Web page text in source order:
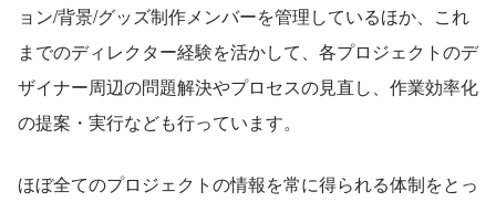
ョン/背景/グッズ制作メンバーを管理しているほか、これ
までのディレクター経験を活かして、各プロジェクトのデ
ザイナー周辺の問題解決やプロセスの見直し、作業効率化
の提案・実行なども行っています。
ほぼ全てのプロジェクトの情報を常に得られる体制をとっ